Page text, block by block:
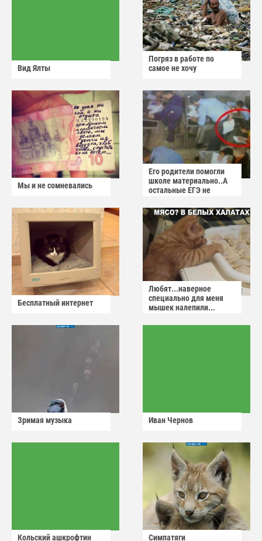
Вид Ялты
Погряз в работе по
самое не хочу
Мы и не сомневались
Его родители помогли
школе материально..А
остальные ЕГЭ не
Бесплатный интернет
Любят...наверное
специально для меня
мышек налепили...
Зримая музыка Иван Чернов
Кольский ашкрофтин Симпатяги